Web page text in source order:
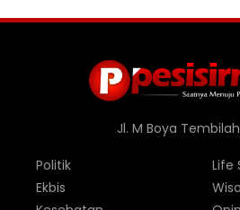
Jl. M Boya
Politik
Ekbis
Life